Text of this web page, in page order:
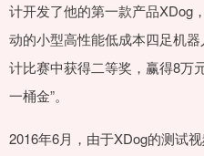
计开发了他的第一款产品XDog
动的小型高性能低成本四足机
计比赛中获得二等奖，赢得8万
一桶金”。
2016年6月，由于XDog的测试